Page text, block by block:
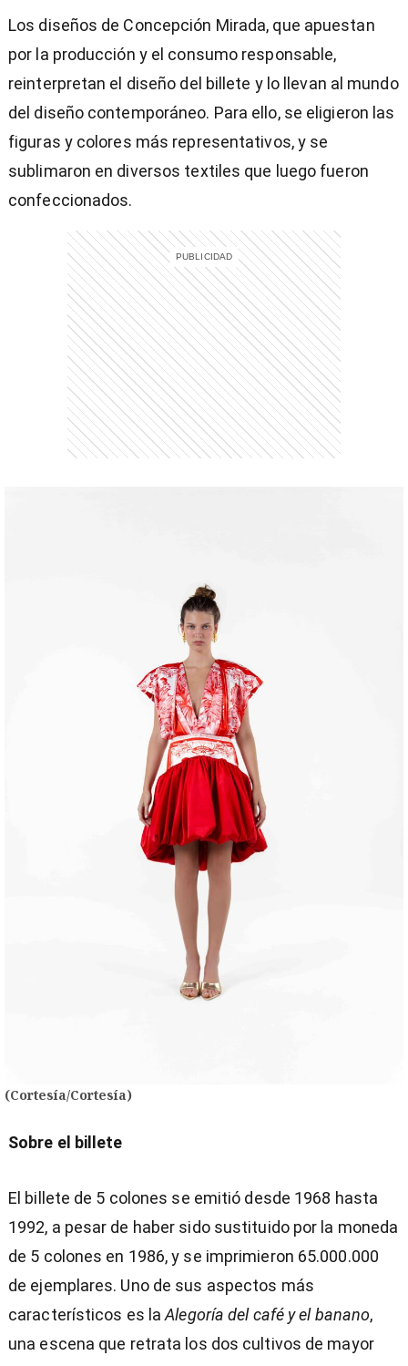
Los diseños de Concepción Mirada, que apuestan
por la producción y el consumo responsable,
reinterpretan el diseño del billete y lo llevan al mundo
del diseño contemporáneo. Para ello, se eligieron las
figuras y colores más representativos, y se
sublimaron en diversos textiles que luego fueron
confeccionados.
(Cortesía/Cortesía)
Sobre el billete
El billete de 5 colones se emitió desde 1968 hasta
1992, a pesar de haber sido sustituido por la moneda
de 5 colones en 1986, y se imprimieron 65.000.000
de ejemplares. Uno de sus aspectos más
característicos es laAlegoría del café y el banano,
una escena que retrata los dos cultivos de mayor